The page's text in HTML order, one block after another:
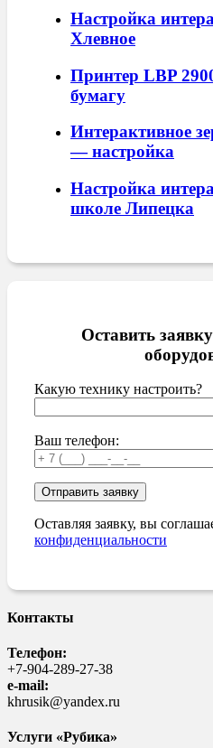
Настройка
Хлевное
Принтер LBP
бумагу
Интерактивное
— настройка
Настройка
школе Липецка
Оставить
Какую технику настроить?
Ваш телефон:
Оставляя заявку, вы
конфиденциальности
Контакты
Телефон:
+7-904-289-27-38
e-mail:
khrusik@yandex.ru
Услуги «Рубика»